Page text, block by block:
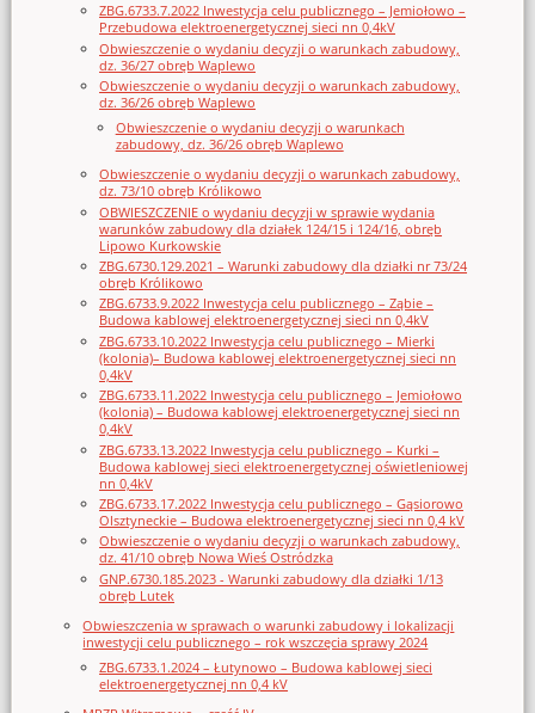
ZBG.6733.7.2022 Inwestycja celu publicznego – Jemiołowo –
Przebudowa elektroenergetycznej sieci nn 0,4kV
Obwieszczenie o wydaniu decyzji o warunkach zabudowy,
dz. 36/27 obręb Waplewo
Obwieszczenie o wydaniu decyzji o warunkach zabudowy,
dz. 36/26 obręb Waplewo
Obwieszczenie o wydaniu decyzji o warunkach
zabudowy, dz. 36/26 obręb Waplewo
Obwieszczenie o wydaniu decyzji o warunkach zabudowy,
dz. 73/10 obręb Królikowo
OBWIESZCZENIE o wydaniu decyzji w sprawie wydania
warunków zabudowy dla działek 124/15 i 124/16, obręb
Lipowo Kurkowskie
ZBG.6730.129.2021 – Warunki zabudowy dla działki nr 73/24
obręb Królikowo
ZBG.6733.9.2022 Inwestycja celu publicznego – Ząbie –
Budowa kablowej elektroenergetycznej sieci nn 0,4kV
ZBG.6733.10.2022 Inwestycja celu publicznego – Mierki
(kolonia)– Budowa kablowej elektroenergetycznej sieci nn
0,4kV
ZBG.6733.11.2022 Inwestycja celu publicznego – Jemiołowo
(kolonia) – Budowa kablowej elektroenergetycznej sieci nn
0,4kV
ZBG.6733.13.2022 Inwestycja celu publicznego – Kurki –
Budowa kablowej sieci elektroenergetycznej oświetleniowej
nn 0,4kV
ZBG.6733.17.2022 Inwestycja celu publicznego – Gąsiorowo
Olsztyneckie – Budowa elektroenergetycznej sieci nn 0,4 kV
Obwieszczenie o wydaniu decyzji o warunkach zabudowy,
dz. 41/10 obręb Nowa Wieś Ostródzka
GNP.6730.185.2023 - Warunki zabudowy dla działki 1/13
obręb Lutek
Obwieszczenia w sprawach o warunki zabudowy i lokalizacji
inwestycji celu publicznego – rok wszczęcia sprawy 2024
ZBG.6733.1.2024 – Łutynowo – Budowa kablowej sieci
elektroenergetycznej nn 0,4 kV